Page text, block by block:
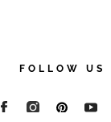
FOLLOW US